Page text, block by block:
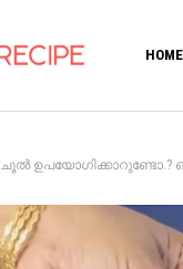
HOME
ചൂൽ ഉപയോഗിക്കാറുണ്ടോ.? ഒരു